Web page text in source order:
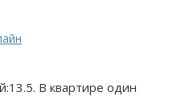
B квартире один